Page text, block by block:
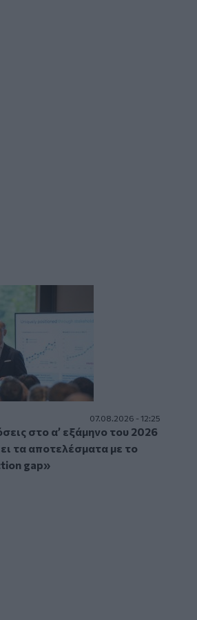
07.08.2026 - 12:25
στο α’ εξάμηνο του 2026
τα αποτελέσματα με το
gap»